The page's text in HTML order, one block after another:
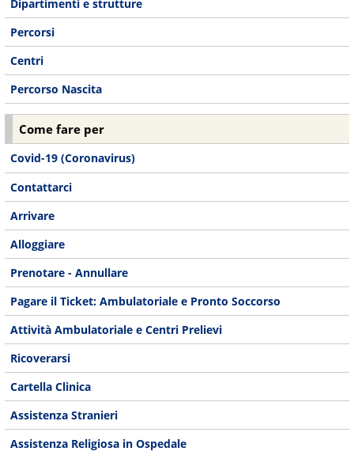
Dipartimenti e strutture
Percorsi
Centri
Percorso Nascita
Come fare per
Covid-19 (Coronavirus)
Contattarci
Arrivare
Alloggiare
Prenotare - Annullare
Pagare il Ticket: Ambulatoriale e Pronto Soccorso
Attività Ambulatoriale e Centri Prelievi
Ricoverarsi
Cartella Clinica
Assistenza Stranieri
Assistenza Religiosa in Ospedale